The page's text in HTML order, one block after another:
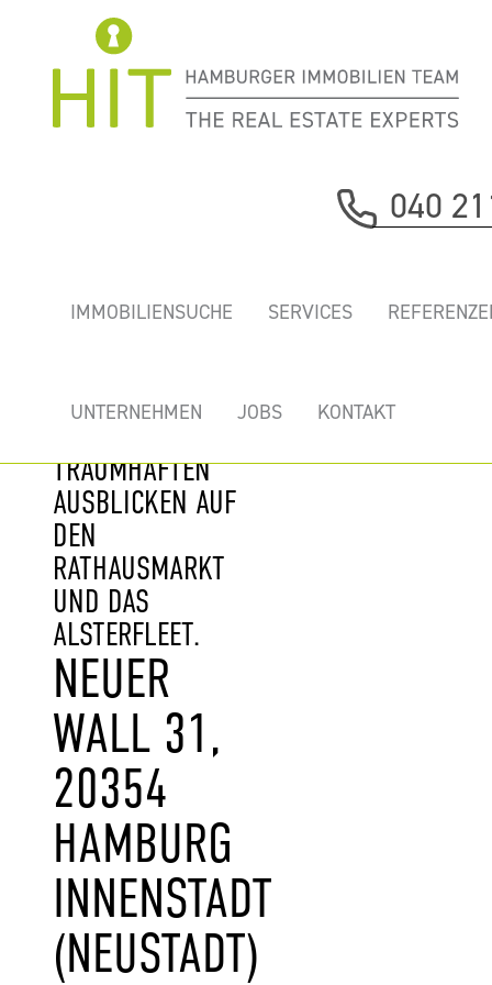
040
IMMOBILIENSUCHE SERVICES
UNTERNEHMEN JOBS KONTAKT
NEUER WALL -
AUSGEBAUTES
TRAUMHAFTEN
AUSBLICKEN AUF
DEN
RATHAUSMARKT
UND DAS
ALSTERFLEET.
NEUER
WALL 31,
20354
HAMBURG
INNENSTADT
(NEUSTADT)